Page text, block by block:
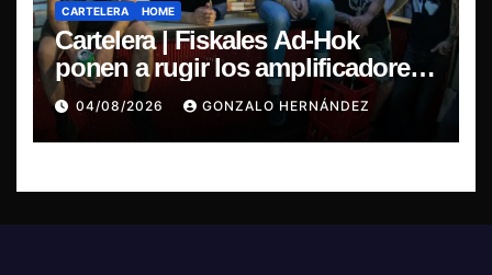
CARTELERA HOME
Cartelera | Fiskales Ad-Hok
ponen a rugir los amplificadores
este sábado en Santiago
04/08/2026 GONZALO HERNÁNDEZ